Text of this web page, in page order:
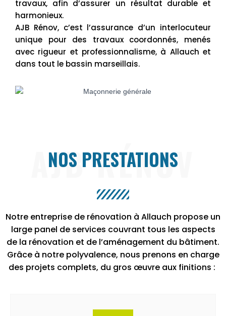
travaux, afin d’assurer un résultat durable et
harmonieux.
AJB Rénov, c’est l’assurance d’un interlocuteur
unique pour des travaux coordonnés, menés
avec rigueur et professionnalisme, à Allauch et
dans tout le bassin marseillais.
AJB RÉNOV
NOS PRESTATIONS
Notre entreprise de rénovation à Allauch propose un
large panel de services couvrant tous les aspects
de la rénovation et de l’aménagement du bâtiment.
Grâce à notre polyvalence, nous prenons en charge
des projets complets, du gros œuvre aux finitions :